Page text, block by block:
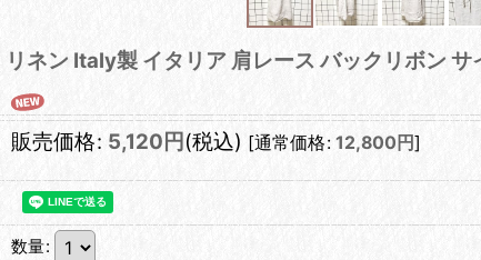
リネン Italy製 イタリア 肩レース バックリボン
販売価格: 5,120 円 (税込) [通常価格: 12,800 円]
数量: